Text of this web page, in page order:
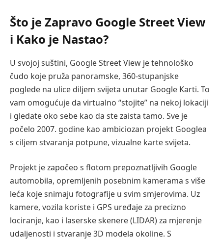
Što je Zapravo Google Street View
i Kako je Nastao?
U svojoj suštini, Google Street View je tehnološko
čudo koje pruža panoramske, 360-stupanjske
poglede na ulice diljem svijeta unutar Google Karti. To
vam omogućuje da virtualno “stojite” na nekoj lokaciji
i gledate oko sebe kao da ste zaista tamo. Sve je
počelo 2007. godine kao ambiciozan projekt Googlea
s ciljem stvaranja potpune, vizualne karte svijeta.
Projekt je započeo s flotom prepoznatljivih Google
automobila, opremljenih posebnim kamerama s više
leća koje snimaju fotografije u svim smjerovima. Uz
kamere, vozila koriste i GPS uređaje za precizno
lociranje, kao i laserske skenere (LIDAR) za mjerenje
udaljenosti i stvaranje 3D modela okoline. S